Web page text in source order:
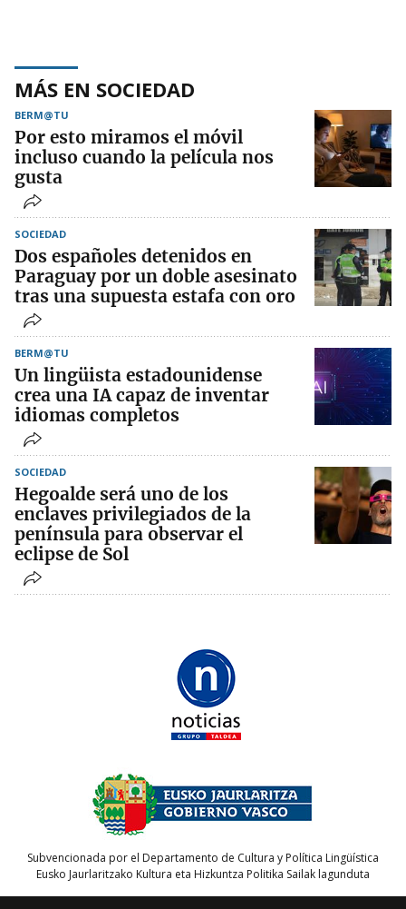
MÁS EN SOCIEDAD
BERM@TU
Por esto miramos el móvil
incluso cuando la película nos
gusta
SOCIEDAD
Dos españoles detenidos en
Paraguay por un doble asesinato
tras una supuesta estafa con oro
BERM@TU
Un lingüista estadounidense
crea una IA capaz de inventar
idiomas completos
SOCIEDAD
Hegoalde será uno de los
enclaves privilegiados de la
península para observar el
eclipse de Sol
Subvencionada por el Departamento de Cultura y Política Lingüística
Eusko Jaurlaritzako Kultura eta Hizkuntza Politika Sailak lagunduta